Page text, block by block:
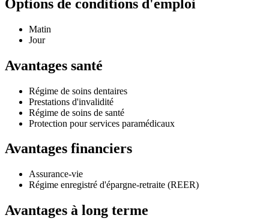
Options de conditions d'emploi
Matin
Jour
Avantages santé
Régime de soins dentaires
Prestations d'invalidité
Régime de soins de santé
Protection pour services paramédicaux
Avantages financiers
Assurance-vie
Régime enregistré d'épargne-retraite (REER)
Avantages à long terme